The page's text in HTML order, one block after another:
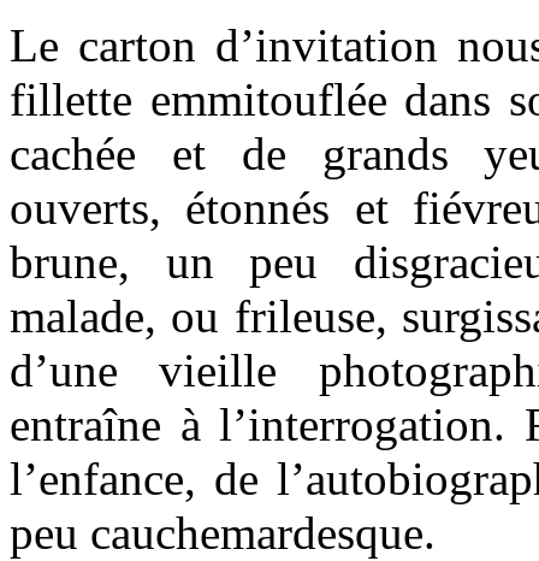
Le carton d’invitation
fillette emmitouflée dans
cachée et de grands
ouverts, étonnés et
brune, un peu
malade, ou frileuse,
d’une vieille
entraîne à l’interrogation.
l’enfance, de
peu cauchemardesque.